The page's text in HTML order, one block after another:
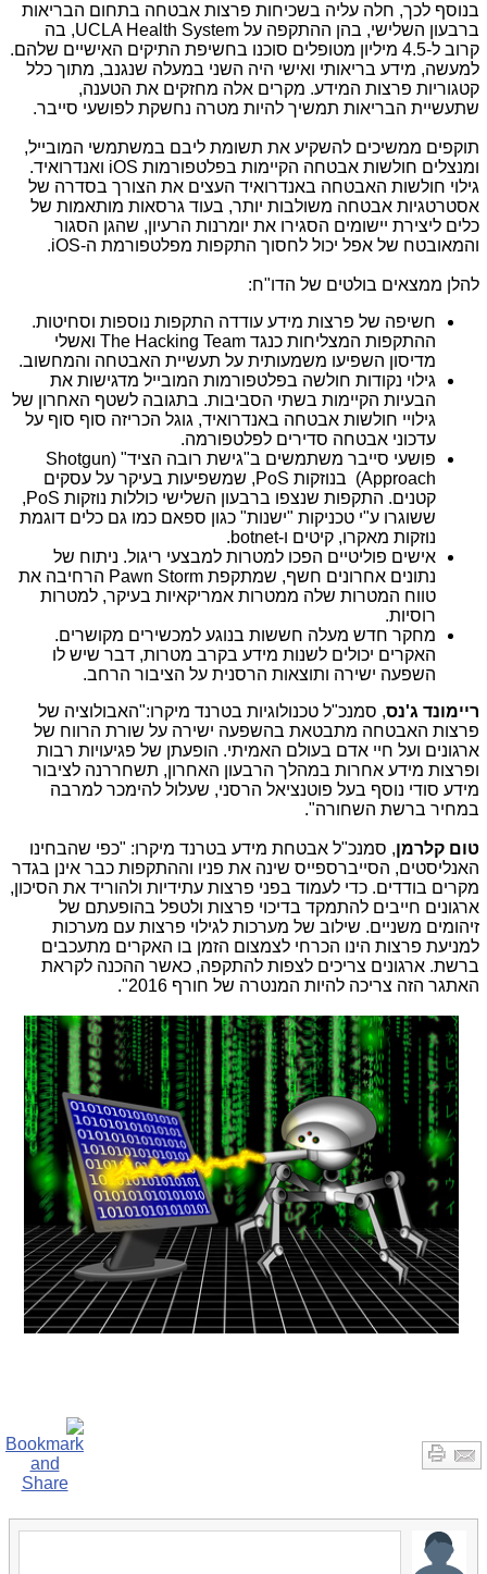
בנוסף לכך, חלה עליה בשכיחות פרצות אבטחה בתחום הבריאות
ברבעון השלישי, בהן ההתקפה על UCLA Health System, בה
קרוב ל-4.5 מיליון מטופלים סוכנו בחשיפת התיקים האישיים שלהם.
למעשה, מידע בריאותי ואישי היה השני במעלה שנגנב, מתוך כלל
קטגוריות פרצות המידע. מקרים אלה מחזקים את הטענה,
שתעשיית הבריאות תמשיך להיות מטרה נחשקת לפושעי סייבר.
תוקפים ממשיכים להשקיע את תשומת ליבם במשתמשי המובייל,
ומנצלים חולשות אבטחה הקיימות בפלטפורמות iOS ואנדרואיד.
גילוי חולשות האבטחה באנדרואיד העצים את הצורך בסדרה של
אסטרטגיות אבטחה משולבות יותר, בעוד גרסאות מותאמות של
כלים ליצירת יישומים הסגירו את יומרנות הרעיון, שהגן הסגור
והמאובטח של אפל יכול לחסוך התקפות מפלטפורמת ה-iOS
.
להלן ממצאים בולטים של הדו"ח:
חשיפה של פרצות מידע עודדה התקפות נוספות וסחיטות.
ההתקפות המצליחות כנגד The Hacking Team ואשלי
מדיסון השפיעו משמעותית על תעשיית האבטחה והמחשוב.
גילוי נקודות חולשה בפלטפורמות המובייל מדגישות את
הבעיות הקיימות בשתי הסביבות. בתגובה לשטף האחרון של
גילויי חולשות אבטחה באנדרואיד, גוגל הכריזה סוף סוף על
עדכוני אבטחה סדירים לפלטפורמה.
פושעי סייבר משתמשים ב"גישת רובה הציד" (Shotgun
Approach) בנוזקות PoS, שמשפיעות בעיקר על עסקים
קטנים. התקפות שנצפו ברבעון השלישי כוללות נוזקות PoS
,
ששוגרו ע"י טכניקות "ישנות" כגון ספאם כמו גם כלים דוגמת
נוזקות מאקרו, קיטים ו-botnet
.
אישים פוליטיים הפכו למטרות למבצעי ריגול. ניתוח של
נתונים אחרונים חשף, שמתקפת Pawn Storm הרחיבה את
טווח המטרות שלה ממטרות אמריקאיות בעיקר, למטרות
רוסיות.
מחקר חדש מעלה חששות בנוגע למכשירים מקושרים.
האקרים יכולים לשנות מידע בקרב מטרות, דבר שיש לו
השפעה ישירה ותוצאות הרסנית על הציבור הרחב.
ריימונד ג'נס, סמנכ"ל טכנולוגיות בטרנד מיקרו:"האבולוציה של
פרצות האבטחה מתבטאת בהשפעה ישירה על שורת הרווח של
ארגונים ועל חיי אדם בעולם האמיתי. הופעתן של פגיעויות רבות
ופרצות מידע אחרות במהלך הרבעון האחרון, תשחררנה לציבור
מידע סודי נוסף בעל פוטנציאל הרסני, שעלול להימכר למרבה
במחיר ברשת השחורה".
טום קלרמן, סמנכ"ל אבטחת מידע בטרנד מיקרו: "כפי שהבחינו
האנליסטים, הסייברספייס שינה את פניו וההתקפות כבר אינן בגדר
מקרים בודדים. כדי לעמוד בפני פרצות עתידיות ולהוריד את הסיכון,
ארגונים חייבים להתמקד בדיכוי פרצות ולטפל בהופעתם של
זיהומים משניים. שילוב של מערכות לגילוי פרצות עם מערכות
למניעת פרצות הינו הכרחי לצמצום הזמן בו האקרים מתעכבים
ברשת. ארגונים צריכים לצפות להתקפה, כאשר ההכנה לקראת
האתגר הזה צריכה להיות המנטרה של חורף 2016".